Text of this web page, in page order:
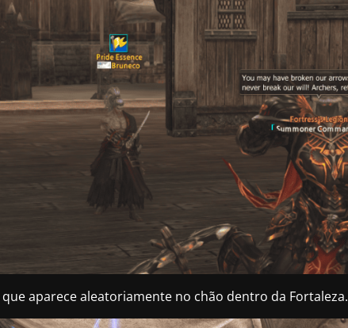
que aparece aleatoriamente no chão dentro da Fortaleza.